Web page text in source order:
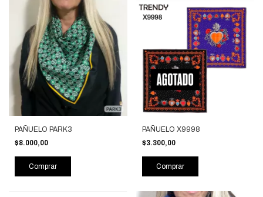
PAÑUELO PARK3
$8.000,00
Comprar
PAÑUELO X9998
$3.300,00
Comprar